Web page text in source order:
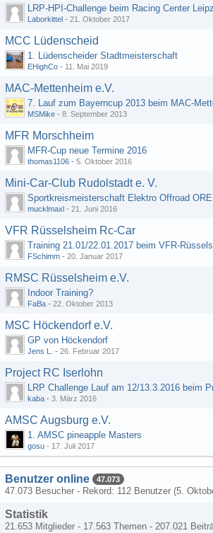
LRP-HPI-Challenge beim Racing Center
Laborkittel - 21. Oktober 2017
MCC Lüdenscheid
1. Lüdenscheider Stadtmeisterschaft
EHighCo - 11. Mai 2019
MAC-Mettenheim e.V.
7. Lauf zum Bayerncup 2013 beim MAC-
MSMike - 8. September 2013
MFR Morschheim
MFR-Cup neue Termine 2016
thomas1106 - 5. Oktober 2016
Mini-Car-Club Rudolstadt e. V.
mucklmaxl - 21. Juni 2016
VFR Rüsselsheim Rc-Car
Training 21.01/22.01.2017 beim VFR-
FSchimm - 20. Januar 2017
RMSC Rüsselsheim e.V.
Indoor Training?
FaBa - 22. Oktober 2013
MSC Höckendorf e.V.
GP von Höckendorf
Jens L. - 26. Februar 2017
Project RC Iserlohn
LRP Challenge Lauf am 12/13.3.2016 beim
kaba - 3. März 2016
AMSC Augsburg e.V.
1. AMSC pineapple Masters
gosu - 17. Juli 2017
Benutzer online 47.073
47.073 Besucher - Rekord: 112 Benutzer (5.
Statistik
21.653 Mitglieder - 17.563 Themen - 207.021